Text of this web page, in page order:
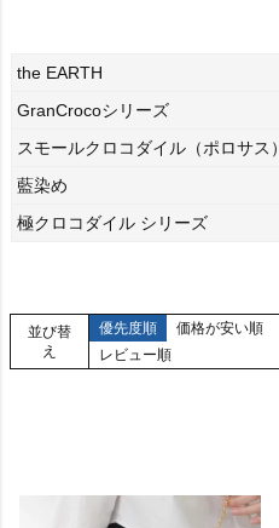
the EARTH
GranCrocoシリーズ
スモールクロコダイル（ポロサス）
藍染め
極クロコダイル シリーズ
並び替
え
優先度順 価格が安い順
レビュー順